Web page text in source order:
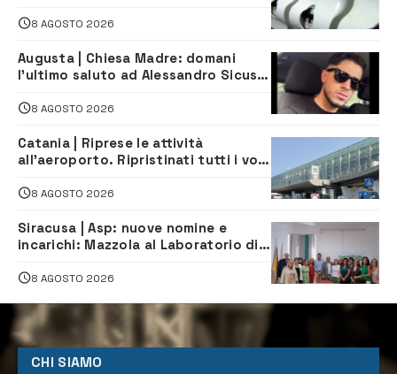
8 AGOSTO 2026
Augusta | Chiesa Madre: domani
l’ultimo saluto ad Alessandro Sicuso,
8 AGOSTO 2026
Catania | Riprese le attività
all’aeroporto. Ripristinati tutti i voli
8 AGOSTO 2026
Siracusa | Asp: nuove nomine e
incarichi: Mazzola al Laboratorio di
Servizio Legale
8 AGOSTO 2026
CHI SIAMO